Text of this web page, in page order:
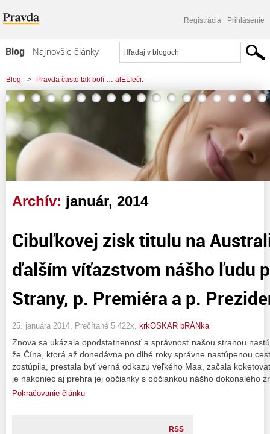
Registrácia Prihlásenie
Blog
Najnovšie články
Najčítanejšie články
Najkomentovanejšie články
Zoznam blogov
Komerčné blogy
Blog > Pravda často tak bolí … alELIeči.
> Cibuľkovej zisk titulu na Australian Open 2014 ďalším víťazstvom nášho ľudu
pod vedením Strany,
Archív: január, 2014
Cibuľkovej zisk titulu na
ďalším víťazstvom nášho ľudu
Strany, p. Premiéra a p.
25. januára 2014, Prečítané 5 422x, krkOSKAR bRÁNka
Znova sa ukázala opodstatnenosť a správnosť našou stranou
že Čína, ktorá až donedávna po dlhé roky správne nastúpenou
zostúpila, prestala byť verná odkazu veľkého Maa, začala
je nakoniec aj prehra jej občianky s občiankou nášho dokonalého
Pokračovanie článku
RSS